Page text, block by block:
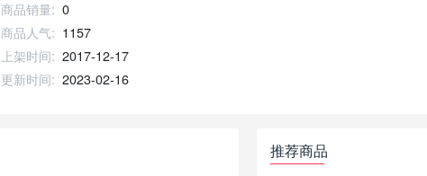
商品销量: 0
商品人气: 1157
上架时间: 2017-12-17
更新时间: 2023-02-16
推荐商品